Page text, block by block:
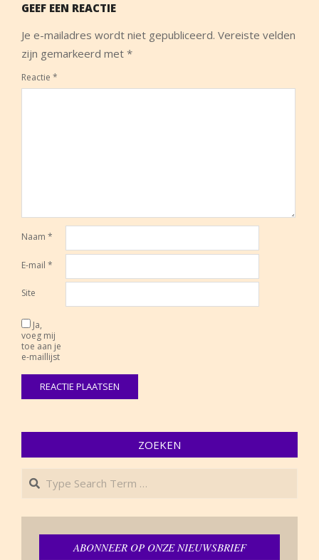
GEEF EEN REACTIE
Je e-mailadres wordt niet gepubliceerd. Vereiste velden
zijn gemarkeerd met *
Reactie *
Naam *
E-mail *
Site
Ja,
voeg mij
toe aan je
e-maillijst
ZOEKEN
Search
ABONNEER OP ONZE NIEUWSBRIEF